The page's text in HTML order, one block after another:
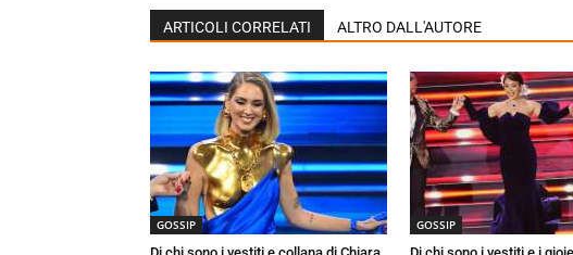
ARTICOLI CORRELATI ALTRO DALL'AUTORE
GOSSIP GOSSIP